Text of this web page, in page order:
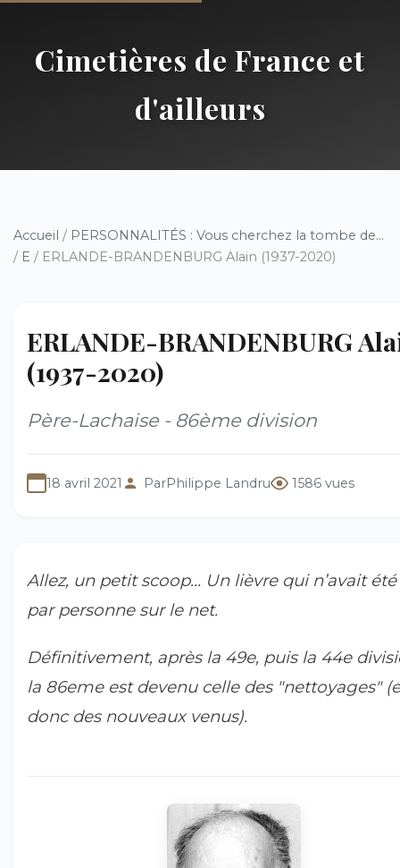
Cimetières de France et
d'ailleurs
Accueil / PERSONNALITÉS : Vous cherchez la tombe de...
/ E / ERLANDE-BRANDENBURG Alain (1937-2020)
ERLANDE-BRANDENBURG
(1937-2020)
Père-Lachaise - 86ème division
18 avril 2021 ParPhilippe Landru 1586 vues
Allez, un petit scoop... Un lièvre qui n’avait
par personne sur le net.
Définitivement, après la 49e, puis la 44e
la 86eme est devenu celle des "nettoyages"
donc des nouveaux venus).